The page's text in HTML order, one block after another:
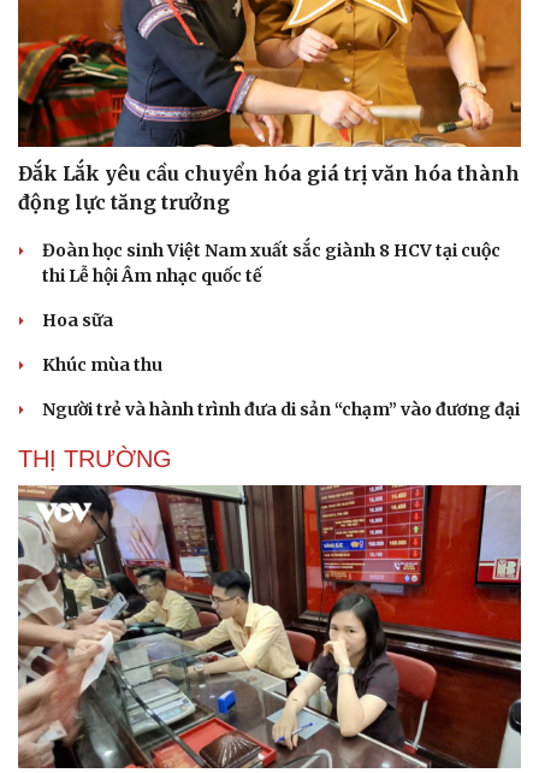
Đắk Lắk yêu cầu chuyển hóa giá trị văn hóa thành
động lực tăng trưởng
Đoàn học sinh Việt Nam xuất sắc giành 8 HCV tại cuộc
thi Lễ hội Âm nhạc quốc tế
Hoa sữa
Khúc mùa thu
Người trẻ và hành trình đưa di sản “chạm” vào đương đại
THỊ TRƯỜNG